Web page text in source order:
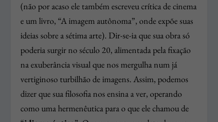
(não por acaso ele também escreveu crítica de cinema
e um livro, “A imagem autônoma”, onde expõe suas
ideias sobre a sétima arte). Dir-se-ia que sua obra só
poderia surgir no século 20, alimentada pela fixação
na exuberância visual que nos mergulha num já
vertiginoso turbilhão de imagens. Assim, podemos
dizer que sua filosofia nos ensina a ver, operando
como uma hermenêutica para o que ele chamou de